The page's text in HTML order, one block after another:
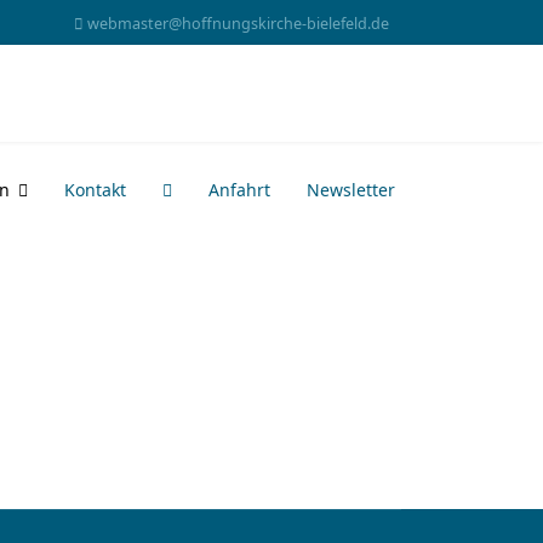
webmaster@hoffnungskirche-bielefeld.de
Kontakt Anfahrt Newsletter